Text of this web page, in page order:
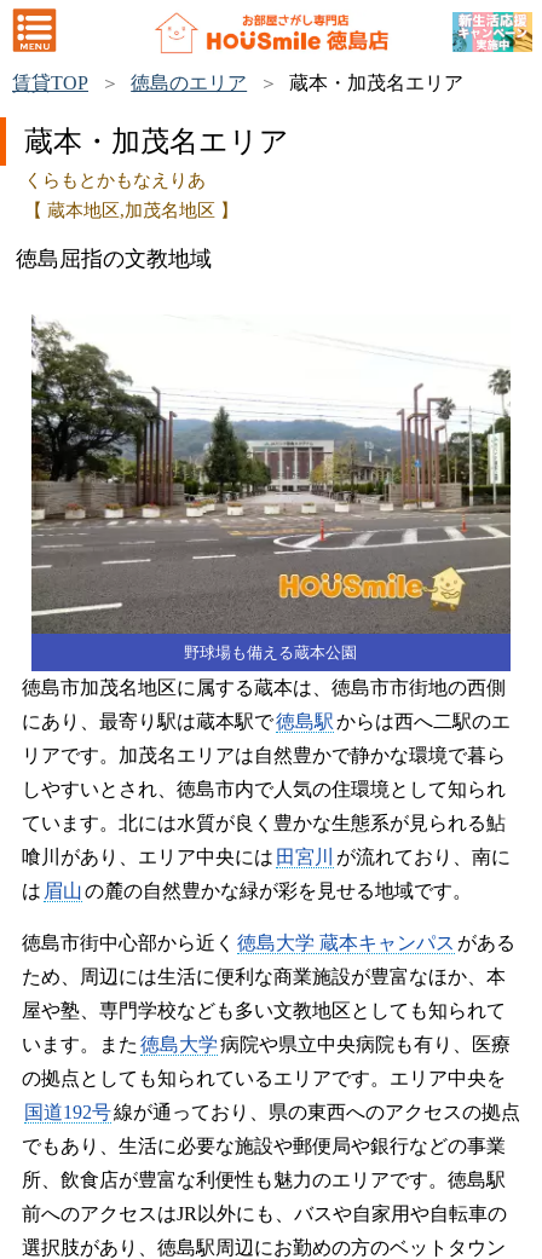
賃貸TOP 徳島のエリア 蔵本・加茂名エリア
蔵本・加茂名エリア
くらもとかもなえりあ
【 蔵本地区,加茂名地区 】
徳島屈指の文教地域
野球場も備える蔵本公園
徳島市加茂名地区に属する蔵本は、徳島市市街地の西側
にあり、最寄り駅は蔵本駅で徳島駅からは西へ二駅のエ
リアです。加茂名エリアは自然豊かで静かな環境で暮ら
しやすいとされ、徳島市内で人気の住環境として知られ
ています。北には水質が良く豊かな生態系が見られる鮎
喰川があり、エリア中央には 田宮川
が流れており、南に
は 眉山の麓の自然豊かな緑が彩を見せる地域です。
徳島市街中心部から近く 徳島大学 蔵本キャンパス がある
ため、周辺には生活に便利な商業施設が豊富なほか、本
屋や塾、専門学校なども多い文教地区としても知られて
います。また 徳島大学病院や県立中央病院も有り、医療
の拠点としても知られているエリアです。エリア中央を
国道192号線が通っており、県の東西へのアクセスの拠点
でもあり、生活に必要な施設や郵便局や銀行などの事業
所、飲食店が豊富な利便性も魅力のエリアです。徳島駅
前へのアクセスはJR以外にも、バスや自家用や自転車の
選択肢があり、徳島駅周辺にお勤めの方のベットタウン